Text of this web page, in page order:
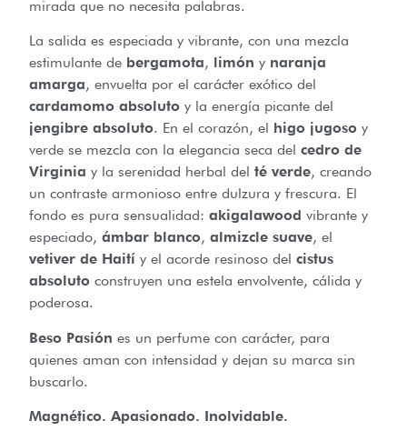
mirada que no necesita palabras.
La salida es especiada y vibrante, con una mezcla
estimulante de bergamota, limón y naranja
amarga, envuelta por el carácter exótico del
cardamomo absoluto y la energía picante del
jengibre absoluto. En el corazón, el higo jugoso y
verde se mezcla con la elegancia seca del cedro de
Virginia y la serenidad herbal del té verde, creando
un contraste armonioso entre dulzura y frescura. El
fondo es pura sensualidad: akigalawood vibrante y
especiado, ámbar blanco, almizcle suave, el
vetiver de Haití y el acorde resinoso del cistus
absoluto construyen una estela envolvente, cálida y
poderosa.
Beso Pasión es un perfume con carácter, para
quienes aman con intensidad y dejan su marca sin
buscarlo.
Magnético. Apasionado. Inolvidable.